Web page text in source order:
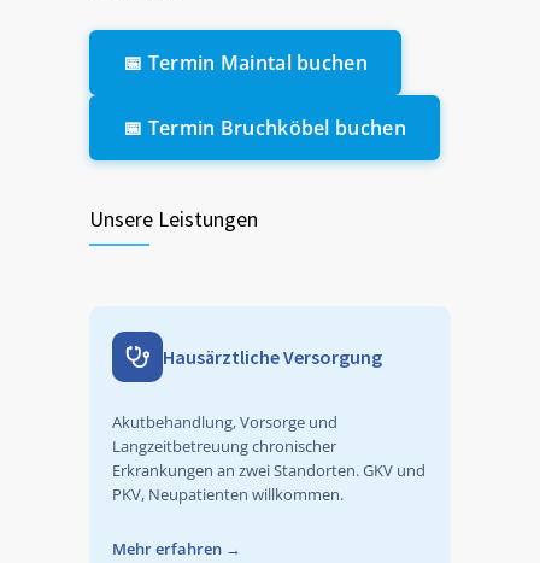
📅 Termin Maintal buchen
📅 Termin Bruchköbel buchen
Unsere Leistungen
Hausärztliche Versorgung
Akutbehandlung, Vorsorge und
Langzeitbetreuung chronischer
Erkrankungen an zwei Standorten. GKV und
PKV, Neupatienten willkommen.
Mehr erfahren →